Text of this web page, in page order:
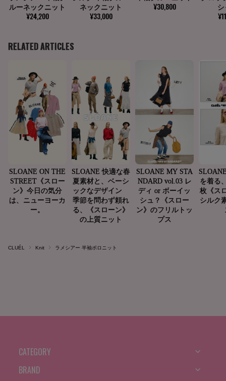
CLUÉL Knit ラメシアー 半袖ポロニット
CATEGORY
BRAND